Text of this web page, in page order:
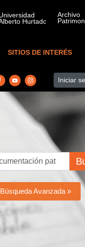
SITIOS DE INTERÉS
Iniciar
Búsqueda Avanzada »